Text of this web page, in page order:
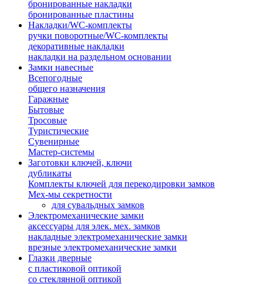
бронированные накладки
бронированные пластины
Накладки/WC-комплекты
ручки поворотные/WC-комплекты
декоративные накладки
накладки на раздельном основании
Замки навесные
Всепогодные
общего назначения
Гаражные
Бытовые
Тросовые
Туристические
Сувенирные
Мастер-системы
Заготовки ключей, ключи
дубликаты
Комплекты ключей для перекодировки замков
Мех-мы секретности
для сувальдных замков
Электромеханические замки
аксессуары для элек. мех. замков
накладные электромеханические замки
врезные электромеханические замки
Глазки дверные
с пластиковой оптикой
со стеклянной оптикой